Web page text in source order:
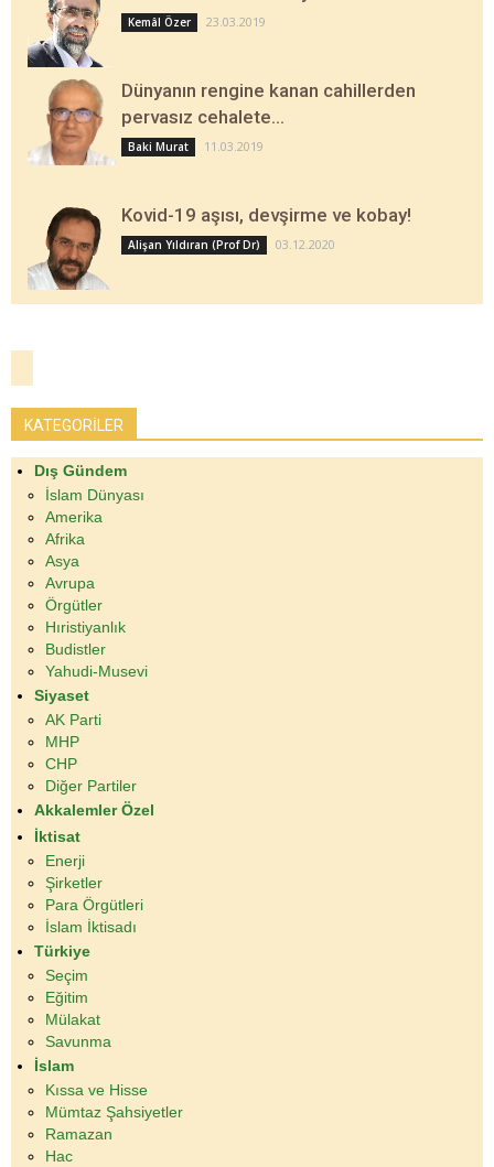
Kemâl Özer 23.03.2019
Dünyanın rengine kanan cahillerden
pervasız cehalete…
Baki Murat 11.03.2019
Kovid-19 aşısı, devşirme ve kobay!
Alişan Yıldıran (Prof Dr) 03.12.2020
KATEGORİLER
Dış Gündem
İslam Dünyası
Amerika
Afrika
Asya
Avrupa
Örgütler
Hıristiyanlık
Budistler
Yahudi-Musevi
Siyaset
AK Parti
MHP
CHP
Diğer Partiler
Akkalemler Özel
İktisat
Enerji
Şirketler
Para Örgütleri
İslam İktisadı
Türkiye
Seçim
Eğitim
Mülakat
Savunma
İslam
Kıssa ve Hisse
Mümtaz Şahsiyetler
Ramazan
Hac